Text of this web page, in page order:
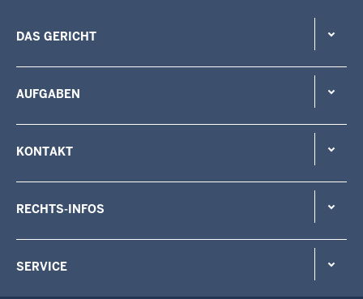
DAS GERICHT
AUFGABEN
KONTAKT
RECHTS-INFOS
SERVICE